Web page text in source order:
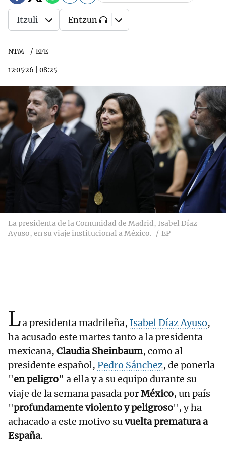
NTM EFE
12·05·26 08:25
Itzuli Entzun
La presidenta de la Comunidad de Madrid, Isabel Díaz
Ayuso, en su viaje institucional a México.
EP
La presidenta madrileña, Isabel Díaz Ayuso,
ha acusado este martes tanto a la presidenta
mexicana, Claudia Sheinbaum, como al
presidente español, Pedro Sánchez, de ponerla
"en peligro" a ella y a su equipo durante su
viaje de la semana pasada porMéxico, un país
"profundamente violento y peligroso", y ha
achacado a este motivo suvuelta prematura a
España.